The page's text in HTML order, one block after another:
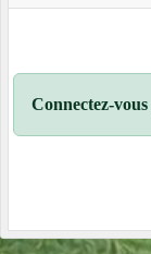
Connectez-vous